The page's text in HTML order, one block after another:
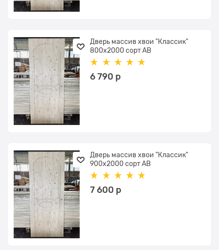
Дверь массив хвои "Классик"
800х2000 сорт АВ
6 790 р
Дверь массив хвои "Классик"
900х2000 сорт АВ
7 600 р